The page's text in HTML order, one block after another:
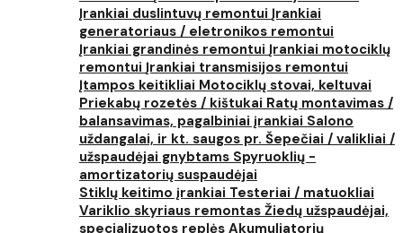
Įrankiai duslintuvų remontui Įrankiai
generatoriaus / eletronikos remontui
Įrankiai grandinės remontui Įrankiai motociklų
remontui Įrankiai transmisijos remontui
Įtampos keitikliai Motociklų stovai, keltuvai
Priekabų rozetės / kištukai Ratų montavimas /
balansavimas, pagalbiniai įrankiai Salono
uždangalai, ir kt. saugos pr. Šepečiai / valikliai /
užspaudėjai gnybtams Spyruoklių -
amortizatorių suspaudėjai
Stiklų keitimo įrankiai Testeriai / matuokliai
Variklio skyriaus remontas Žiedų užspaudėjai,
specializuotos replės Akumuliatorių